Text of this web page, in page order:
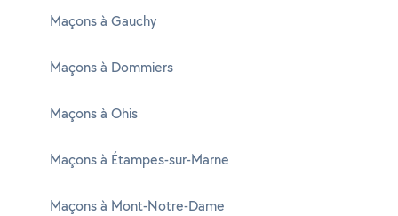
Maçons à Gauchy
Maçons à Dommiers
Maçons à Ohis
Maçons à Étampes-sur-Marne
Maçons à Mont-Notre-Dame